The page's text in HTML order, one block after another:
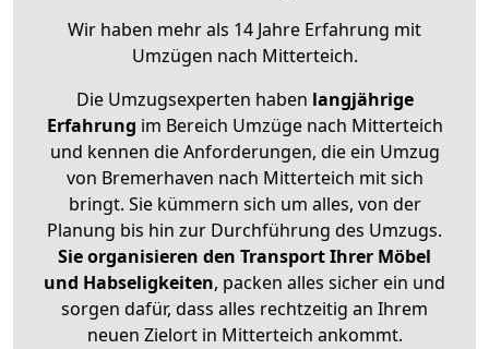
Wir haben mehr als 14 Jahre Erfahrung mit
Umzügen nach Mitterteich.
Die Umzugsexperten haben langjährige
Erfahrung im Bereich Umzüge nach Mitterteich
und kennen die Anforderungen, die ein Umzug
von Bremerhaven nach Mitterteich mit sich
bringt. Sie kümmern sich um alles, von der
Planung bis hin zur Durchführung des Umzugs.
Sie organisieren den Transport Ihrer Möbel
und Habseligkeiten, packen alles sicher ein und
sorgen dafür, dass alles rechtzeitig an Ihrem
neuen Zielort in Mitterteich ankommt.